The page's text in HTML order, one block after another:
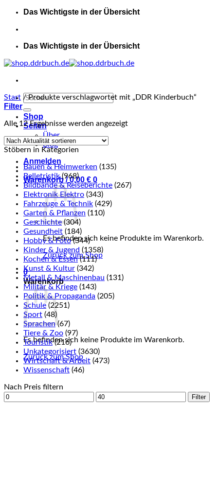
Zum
springen
Das Wichtigste in der Übersicht
Das Wichtigste in der Übersicht
Suchen
Shop
Seiten
Über
Blog
Anmelden
Warenkorb /0,00 € 0
Es befinden sich keine Produkte im Warenkorb.
Zurück zum Shop
0
Warenkorb
Es befinden sich keine Produkte im Warenkorb.
Zurück zum Shop
Start /Produkte verschlagwortet mit „DDR Kinderbuch“
Filter
Alle 12 Ergebnisse werden angezeigtNach
Stöbern in Kategorien
Bauen & Heimwerken (135)
Belletristik (968)
Bildbände & Reiseberichte (267)
Elektronik Elektro (343)
Fahrzeuge & Technik (429)
Garten & Pflanzen (110)
Geschichte (304)
Gesundheit (184)
Hobby & Foto (344)
Kinder & Jugend (1358)
Kochen & Essen (111)
Kunst & Kultur (342)
Metall & Maschinenbau (131)
Militär & Kriege (143)
Politik & Propaganda (205)
Schule (2251)
Sport (48)
Sprachen (67)
Tiere & Zoo (97)
Touristik (216)
Unkategorisiert (3630)
Wirtschaft & Arbeit (473)
Wissenschaft (46)
Nach Preis filtern
Min.
Max.
Filter